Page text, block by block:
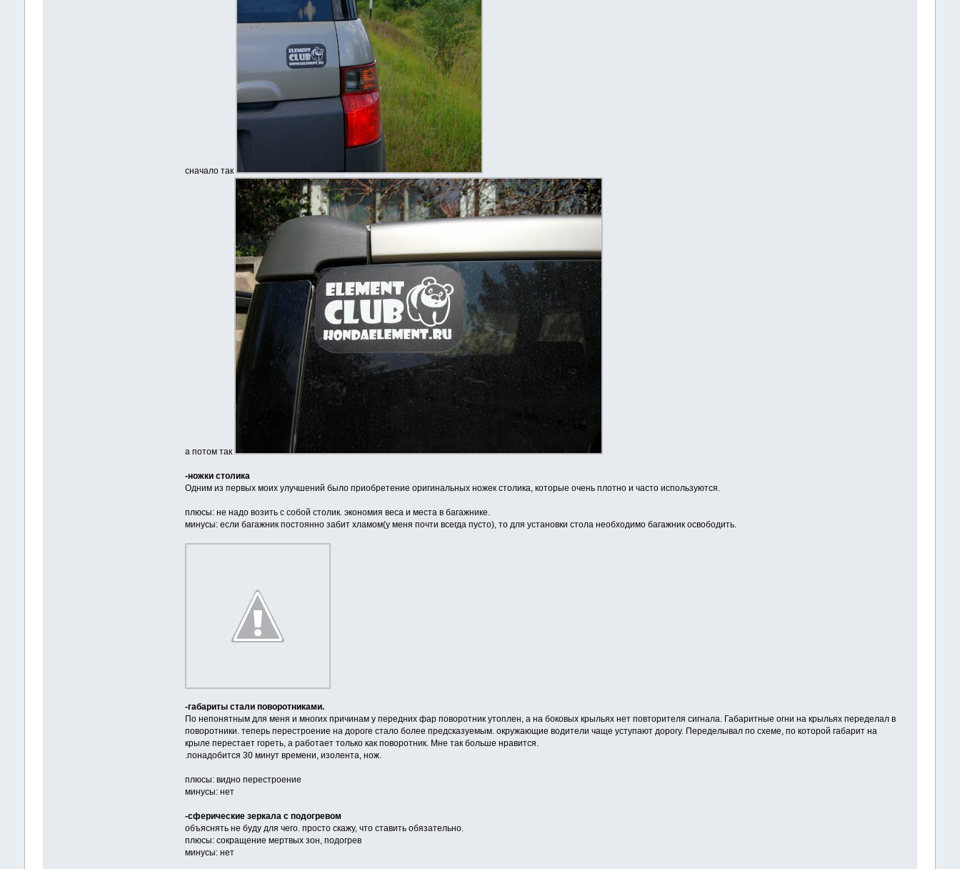
сначало так
а потом так
-ножки столика
Одним из первых моих улучшений было приобретение оригинальных ножек столика, которые очень плотно и часто используются.
плюсы: не надо возить с собой столик. экономия веса и места в багажнике.
минусы: если багажник постоянно забит хламом(у меня почти всегда пусто), то для установки стола необходимо багажник освободить.
-габариты стали поворотниками.
По непонятным для меня и многих причинам у передних фар поворотник утоплен, а на боковых крыльях нет повторителя сигнала. Габаритные огни на крыльях переделал в
поворотники. теперь перестроение на дороге стало более предсказуемым. окружающие водители чаще уступают дорогу. Переделывал по схеме, по которой габарит на
крыле перестает гореть, а работает только как поворотник. Мне так больше нравится.
.понадобится 30 минут времени, изолента, нож.
плюсы: видно перестроение
минусы: нет
-сферические зеркала с подогревом
объяснять не буду для чего. просто скажу, что ставить обязательно.
плюсы: сокращение мертвых зон, подогрев
минусы: нет